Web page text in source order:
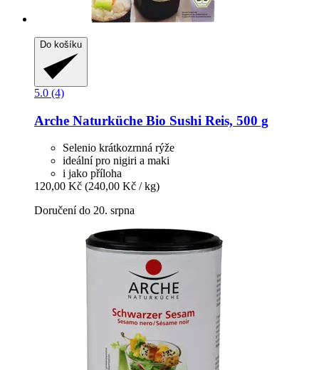
Do košíku
5.0 (4)
Arche Naturküche Bio Sushi Reis, 500 g
Selenio krátkozrnná rýže
ideální pro nigiri a maki
i jako příloha
120,00 Kč (240,00 Kč / kg)
Doručení do 20. srpna